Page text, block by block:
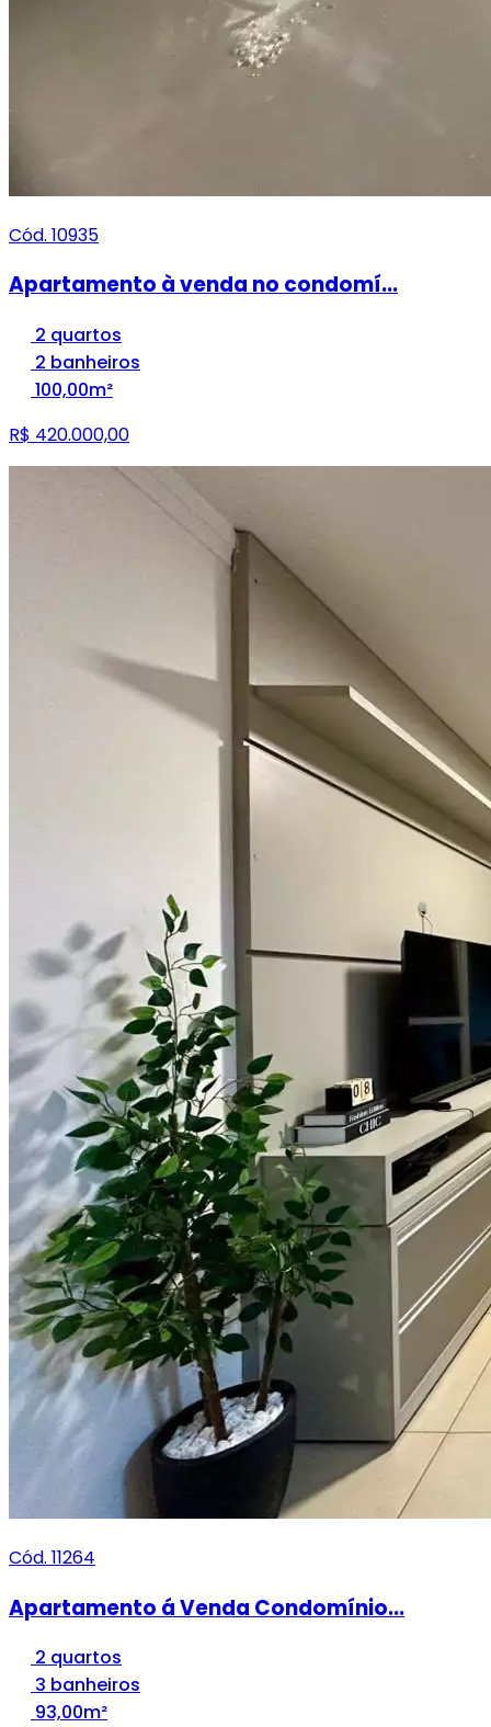
Cód. 10935
Apartamento à venda no condomí...
2 quartos
2 banheiros
100,00m²
R$ 420.000,00
Cód. 11264
Apartamento á Venda Condomínio...
2 quartos
3 banheiros
93,00m²